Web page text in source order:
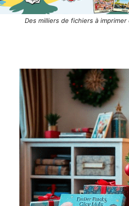
Des milliers de fichiers à